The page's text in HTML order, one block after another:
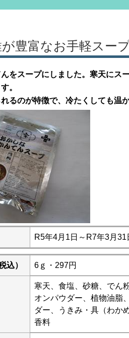
豊富なお手軽スー
をスープにしました。寒天にス
。
るのが特徴で、冷たくしても温
R5年4月1日～R7年3月31
込） 6ｇ・297円
寒天、食塩、砂糖、でん
オンパウダー、植物油脂
ダー、うきみ・具（わか
香料